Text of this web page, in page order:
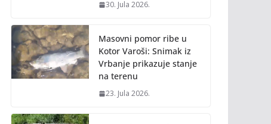
30. Jula 2026.
Masovni pomor ribe u
Kotor Varoši: Snimak iz
Vrbanje prikazuje stanje
na terenu
23. Jula 2026.